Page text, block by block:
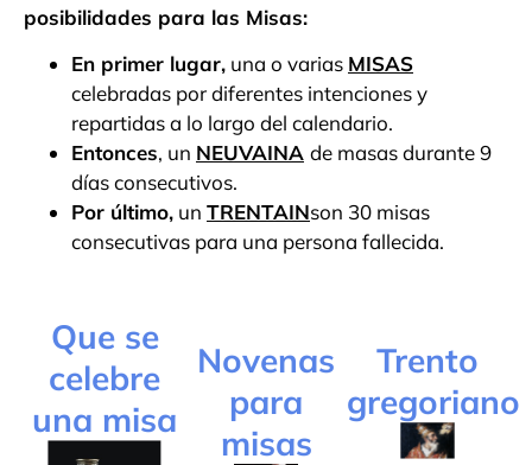
posibilidades para las Misas:
En primer lugar, una o varias MISAS
celebradas por diferentes intenciones y
repartidas a lo largo del calendario.
Entonces, un NEUVAINA de masas durante 9
días consecutivos.
Por último, un TRENTAINson 30 misas
consecutivas para una persona fallecida.
Que se
celebre
una misa
Novenas
para
misas
Trento
gregoriano